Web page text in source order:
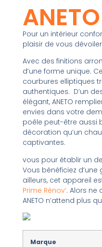
ANETO
Pour un intérieur
plaisir de vous dévoiler
Avec des finitions
d’une forme unique.
courbures elliptiques
authentiques. D’un
élégant, ANETO
envies dans votre
poêle peut-être aussi
décoration qu’un
captivantes.
vous pour établir un
Vous bénéficiez
ailleurs, cet appareil
Prime Rénov’. Alors ne
ANETO n’attend plus
Marque